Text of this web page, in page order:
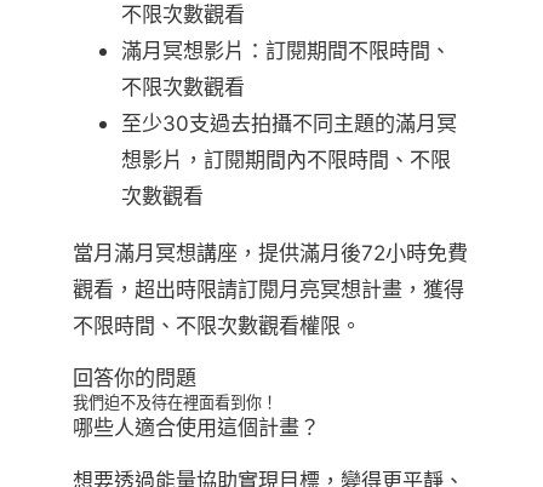
不限次數觀看
滿月冥想影片：訂閱期間不限時間、
不限次數觀看
至少30支過去拍攝不同主題的滿月冥
想影片，訂閱期間內不限時間、不限
次數觀看
當月滿月冥想講座，提供滿月後72小時免費
觀看，超出時限請訂閱月亮冥想計畫，獲得
不限時間、不限次數觀看權限。
回答你的問題
我們迫不及待在裡面看到你！
哪些人適合使用這個計畫？
想要透過能量協助實現目標，變得更平靜、